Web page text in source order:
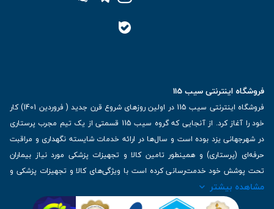
فروشگاه اینترنتی سیب 115
فروشگاه اینترنتی سیب 115 در اولین روزهای شروع قرن جدید ( فروردین 1401) کار
خود را آغاز کرد. از آنجایی که گروه سیب 115 قسمتی از یک تیم مجرب پرستاری
در شهرجهانی یزد بوده است و سال‌ها در ارائه خدمات شایسته نگهداری و مراقبت
حرفه‌ای (پرستاری) و همینطور تامین کالا و تجهیزات پزشکی مورد نیاز بیماران
تحت پوشش خود خدمت‌رسانی کرده است با ویژگی‌های کالا و تجهیزات پزشکی و
برترین برندهای موجود در بازار اطلاعات بسیار ارزشمندی را دارا می‌باشد
مشاهده بیشتر